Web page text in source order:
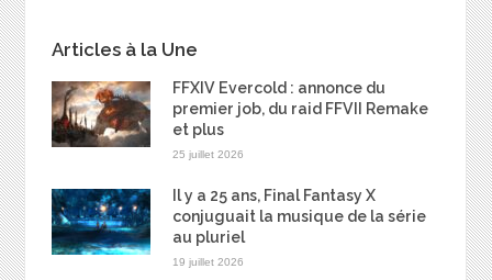
Articles à la Une
FFXIV Evercold : annonce du
premier job, du raid FFVII Remake
et plus
25 juillet 2026
Il y a 25 ans, Final Fantasy X
conjuguait la musique de la série
au pluriel
19 juillet 2026